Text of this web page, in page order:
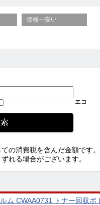
価格—安い
エコ
の消費税を含んだ金額です。
れる場合がございます。
ム CWAA0731 トナー回収ボ